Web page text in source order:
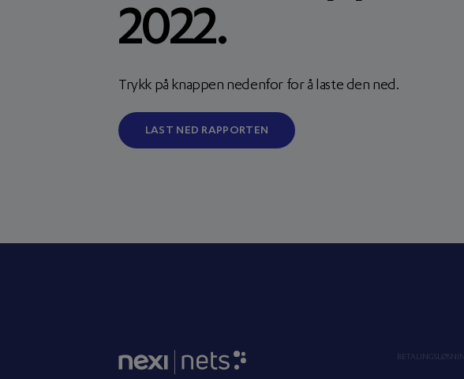
2022.
Trykk på knappen nedenfor for å laste den ned.
LAST NED RAPPORTEN